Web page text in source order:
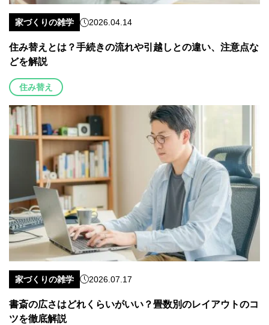
家づくりの雑学 2026.04.14
住み替えとは？手続きの流れや引越しとの違い、注意点な
どを解説
住み替え
家づくりの雑学 2026.07.17
書斎の広さはどれくらいがいい？畳数別のレイアウトのコ
ツを徹底解説